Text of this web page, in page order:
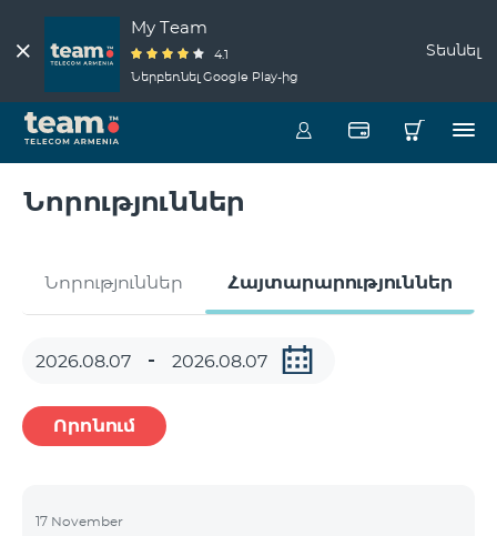
My Team
4.1
Ներբեռնել Google Play-ից
Տեսնել
Նորություններ
Նորություններ Հայտարարություններ
Որոնում
17 November